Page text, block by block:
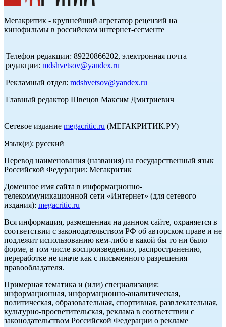
Мегакритик - крупнейший агрегатор рецензий на
кинофильмы в российском интернет-сегменте
Телефон редакции: 89220866202, электронная почта
редакции: mdshvetsov@yandex.ru
Рекламный отдел: mdshvetsov@yandex.ru
Главный редактор Швецов Максим Дмитриевич
Сетевое издание megacritic.ru (МЕГАКРИТИК.РУ)
Язык(и): русский
Перевод наименования (названия) на государственный язык
Российской Федерации: Мегакритик
Доменное имя сайта в информационно-
телекоммуникационной сети «Интернет» (для сетевого
издания): megacritic.ru
Вся информация, размещенная на данном сайте, охраняется в
соответствии с законодательством РФ об авторском праве и не
подлежит использованию кем-либо в какой бы то ни было
форме, в том числе воспроизведению, распространению,
переработке не иначе как с письменного разрешения
правообладателя.
Примерная тематика и (или) специализация:
информационная, информационно-аналитическая,
политическая, образовательная, спортивная, развлекательная,
культурно-просветительская, реклама в соответствии с
законодательством Российской Федерации о рекламе